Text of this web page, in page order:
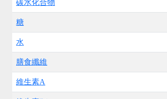
碳水化合物
糖
水
膳食纖維
維生素A